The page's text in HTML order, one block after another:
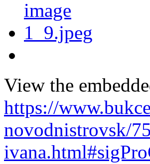
View the
https://
novodnistrovsk/